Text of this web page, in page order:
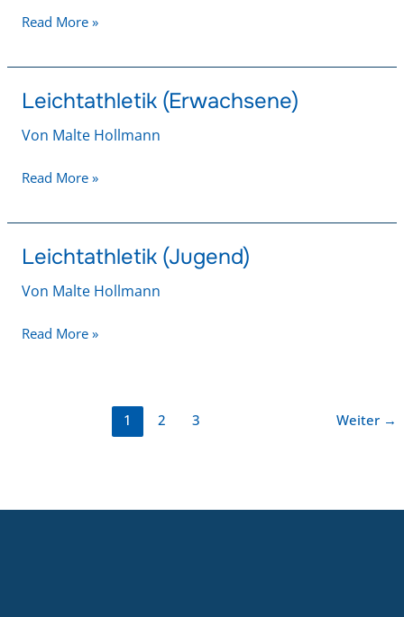
Read More »
Leichtathletik (Erwachsene)
Von Malte Hollmann
Leichtathletik
Read More »
Leichtathletik (Jugend)
Von Malte Hollmann
Leichtathletik
Read More »
1 2 3 Weiter →